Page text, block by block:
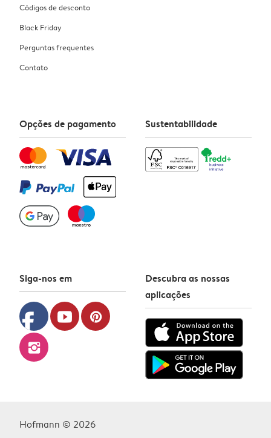
Códigos de desconto
Black Friday
Perguntas frequentes
Contato
Opções de pagamento Sustentabilidade
Siga-nos em
facebook youtube pinterest
instagram
Descubra as nossas
aplicações
Hofmann © 2026